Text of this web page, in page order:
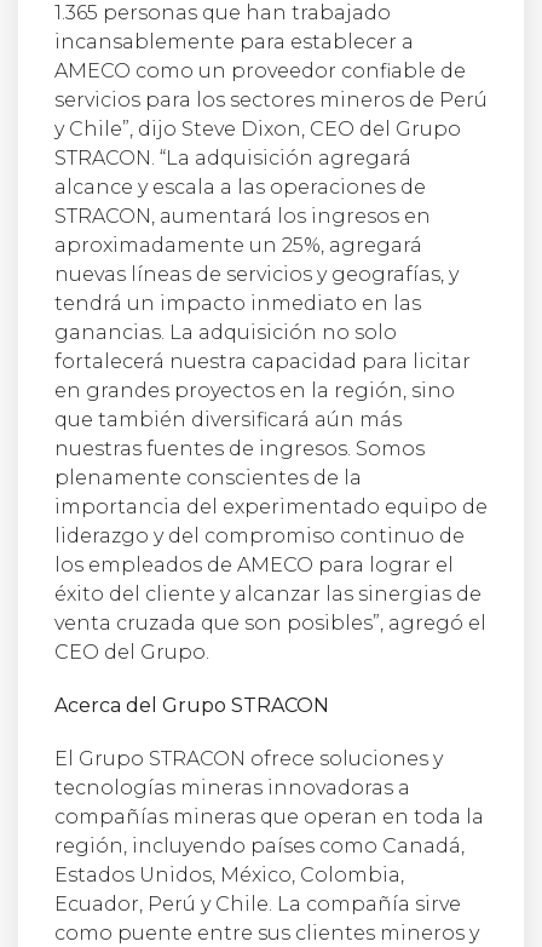
1.365 personas que han trabajado
incansablemente para establecer a
AMECO como un proveedor confiable de
servicios para los sectores mineros de Perú
y Chile”, dijo Steve Dixon, CEO del Grupo
STRACON. “La adquisición agregará
alcance y escala a las operaciones de
STRACON, aumentará los ingresos en
aproximadamente un 25%, agregará
nuevas líneas de servicios y geografías, y
tendrá un impacto inmediato en las
ganancias. La adquisición no solo
fortalecerá nuestra capacidad para licitar
en grandes proyectos en la región, sino
que también diversificará aún más
nuestras fuentes de ingresos. Somos
plenamente conscientes de la
importancia del experimentado equipo de
liderazgo y del compromiso continuo de
los empleados de AMECO para lograr el
éxito del cliente y alcanzar las sinergias de
venta cruzada que son posibles”, agregó el
CEO del Grupo.
Acerca del Grupo STRACON
El Grupo STRACON ofrece soluciones y
tecnologías mineras innovadoras a
compañías mineras que operan en toda la
región, incluyendo países como Canadá,
Estados Unidos, México, Colombia,
Ecuador, Perú y Chile. La compañía sirve
como puente entre sus clientes mineros y